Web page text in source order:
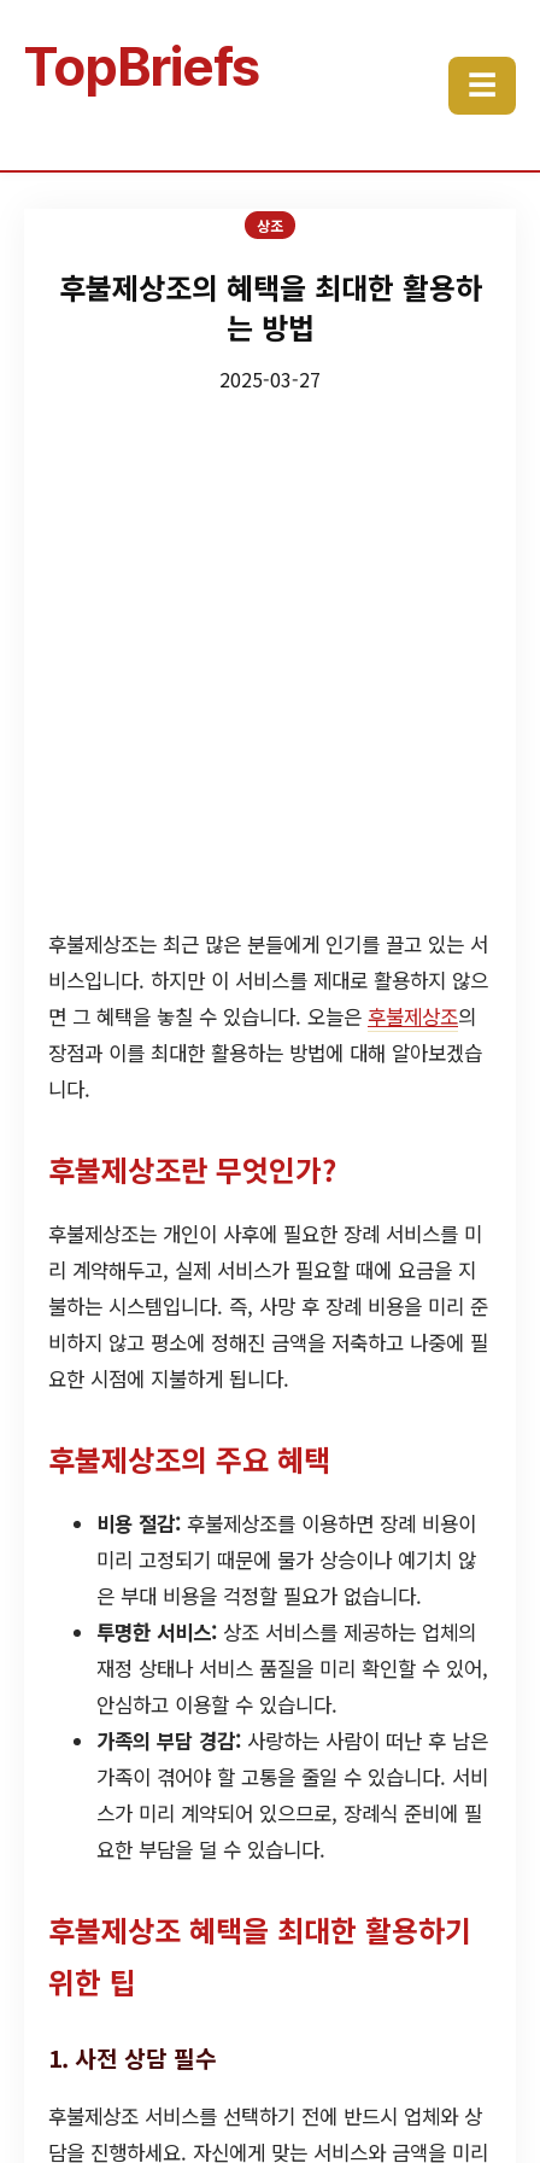
TopBriefs ☰
상조
후불제상조의 혜택을 최대한 활용하
는 방법
2025-03-27
후불제상조는 최근 많은 분들에게 인기를 끌고 있는 서
비스입니다. 하지만 이 서비스를 제대로 활용하지 않으
면 그 혜택을 놓칠 수 있습니다. 오늘은 후불제상조의
장점과 이를 최대한 활용하는 방법에 대해 알아보겠습
니다.
후불제상조란 무엇인가?
후불제상조는 개인이 사후에 필요한 장례 서비스를 미
리 계약해두고, 실제 서비스가 필요할 때에 요금을 지
불하는 시스템입니다. 즉, 사망 후 장례 비용을 미리 준
비하지 않고 평소에 정해진 금액을 저축하고 나중에 필
요한 시점에 지불하게 됩니다.
후불제상조의 주요 혜택
비용 절감: 후불제상조를 이용하면 장례 비용이
미리 고정되기 때문에 물가 상승이나 예기치 않
은 부대 비용을 걱정할 필요가 없습니다.
투명한 서비스: 상조 서비스를 제공하는 업체의
재정 상태나 서비스 품질을 미리 확인할 수 있어,
안심하고 이용할 수 있습니다.
가족의 부담 경감: 사랑하는 사람이 떠난 후 남은
가족이 겪어야 할 고통을 줄일 수 있습니다. 서비
스가 미리 계약되어 있으므로, 장례식 준비에 필
요한 부담을 덜 수 있습니다.
후불제상조 혜택을 최대한 활용하기
위한 팁
1. 사전 상담 필수
후불제상조 서비스를 선택하기 전에 반드시 업체와 상
담을 진행하세요. 자신에게 맞는 서비스와 금액을 미리